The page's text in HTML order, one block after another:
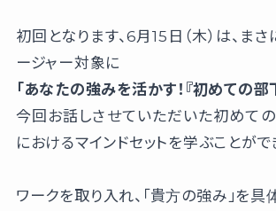
初回となります、6月15日（木）は、ま
ージャー対象に
「あなたの強みを活かす！『初めての部
今回お話しさせていただいた初めて
におけるマインドセットを学ぶことがで
ワークを取り入れ、「貴方の強み」を具